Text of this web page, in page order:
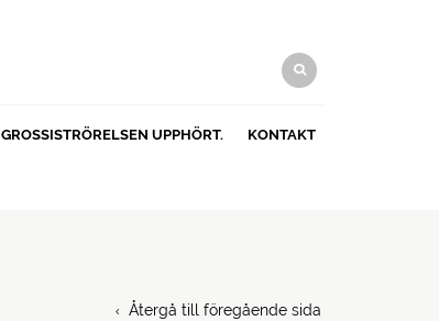
GROSSISTRÖRELSEN UPPHÖRT. KONTAKT
Återgå till föregående sida